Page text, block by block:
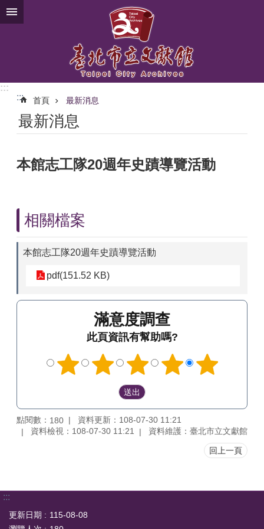
跳到主要內容區塊
:::
:::
首頁 最新消息
最新消息
本館志工隊20週年史蹟導覽活動
相關檔案
本館志工隊20週年史蹟導覽活動
pdf(151.52 KB)
滿意度調查
此頁資訊有幫助嗎?
點閱數： 180
資料更新：108-07-30 11:21
資料檢視：108-07-30 11:21
資料維護：臺北市立文獻館
回上一頁
:::
更新日期
115-08-08